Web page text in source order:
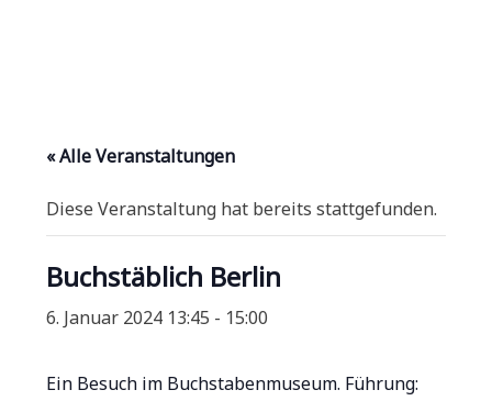
« Alle Veranstaltungen
Diese Veranstaltung hat bereits stattgefunden.
Buchstäblich Berlin
6. Januar 2024 13:45 - 15:00
Ein Besuch im Buchstabenmuseum. Führung: